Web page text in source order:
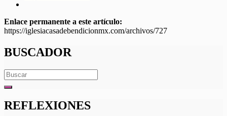
Enlace permanente a este artículo:
https://iglesiacasadebendicionmx.com/archivos/727
BUSCADOR
Search
for:
REFLEXIONES